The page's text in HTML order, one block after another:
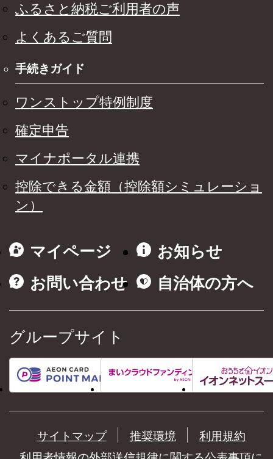
ふるさと納税ご利用者の声
よくあるご質問
手続きガイド
ワンストップ特例制度
確定申告
マイナポータル連携
控除できる金額（控除額シミュレーショ
ン）
マイページ
お知らせ
お問い合わせ
自治体の方へ
グループサイト
サイトマップ 推奨環境
利用規約